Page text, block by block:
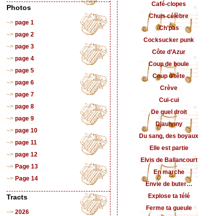
Photos
page 1
page 2
page 3
page 4
page 5
page 6
page 7
page 8
page 9
page 10
page 11
page 12
Page 13
Page 14
Tracts
2026
Café-clopes
Chuis célèbre
Ch’pas
Cocksucker punk
Côte d’Azur
Coup de boule
Coup d’tête
Crève
Cui-cui
De quel droit
Djauhnny
Du sang, des boyaux
Elle est partie
Elvis de Ballancourt
En marche
Envie de buter…
Explose ta télé
Ferme ta gueule